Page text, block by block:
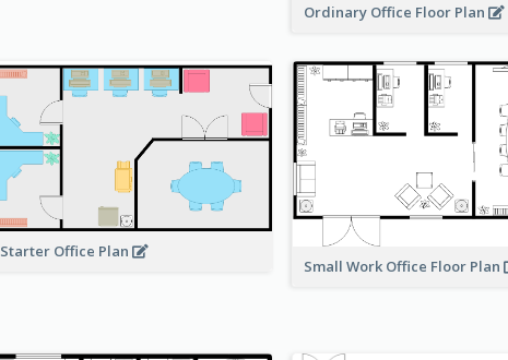
Ordinary Office Floor Plan
Starter Office Plan
Small Work Office Floor Plan